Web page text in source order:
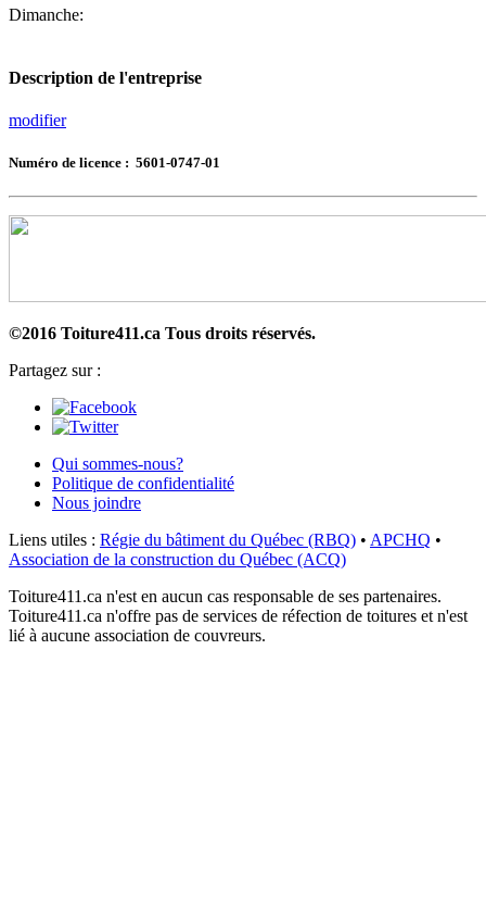
Dimanche:
Description de l'entreprise
modifier
Numéro de licence : 5601-0747-01
©2016 Toiture411.ca Tous droits réservés.
Partagez sur :
Qui sommes-nous?
Politique de confidentialité
Nous joindre
Liens utiles : Régie du bâtiment du Québec (RBQ) • APCHQ •
Association de la construction du Québec (ACQ)
Toiture411.ca n'est en aucun cas responsable de ses partenaires.
Toiture411.ca n'offre pas de services de réfection de toitures et n'est
lié à aucune association de couvreurs.